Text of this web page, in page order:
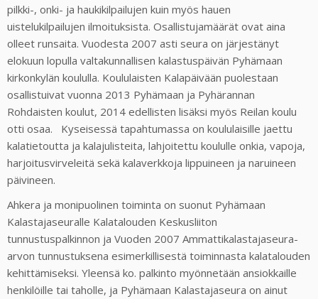
pilkki-, onki- ja haukikilpailujen kuin myös hauen
uistelukilpailujen ilmoituksista. Osallistujamäärät ovat aina
olleet runsaita. Vuodesta 2007 asti seura on järjestänyt
elokuun lopulla valtakunnallisen kalastuspäivän Pyhämaan
kirkonkylän koululla. Koululaisten Kalapäivään puolestaan
osallistuivat vuonna 2013 Pyhämaan ja Pyhärannan
Rohdaisten koulut, 2014 edellisten lisäksi myös Reilan koulu
otti osaa. Kyseisessä tapahtumassa on koululaisille jaettu
kalatietoutta ja kalajulisteita, lahjoitettu koululle onkia, vapoja,
harjoitusvirveleitä sekä kalaverkkoja lippuineen ja naruineen
päivineen.
Ahkera ja monipuolinen toiminta on suonut Pyhämaan
Kalastajaseuralle Kalatalouden Keskusliiton
tunnustuspalkinnon ja Vuoden 2007 Ammattikalastajaseura-
arvon tunnustuksena esimerkillisestä toiminnasta kalatalouden
kehittämiseksi. Yleensä ko. palkinto myönnetään ansiokkaille
henkilöille tai taholle, ja Pyhämaan Kalastajaseura on ainut